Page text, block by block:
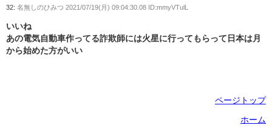
32: 名無しのひみつ 2021/07/19(月) 09:04:30.08 ID:mmyVTulL
いいね
あの電気自動車作ってる詐欺師には火星に行ってもらって日本は月
から始めた方がいい
ページトップ
ホーム